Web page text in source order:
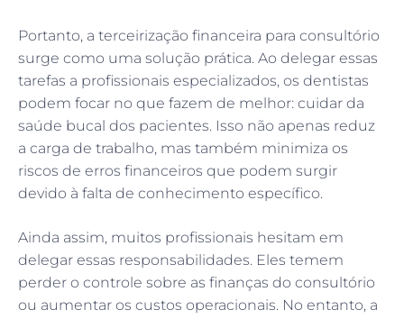
Portanto, a terceirização financeira para consultório
surge como uma solução prática. Ao delegar essas
tarefas a profissionais especializados, os dentistas
podem focar no que fazem de melhor: cuidar da
saúde bucal dos pacientes. Isso não apenas reduz
a carga de trabalho, mas também minimiza os
riscos de erros financeiros que podem surgir
devido à falta de conhecimento específico.
Ainda assim, muitos profissionais hesitam em
delegar essas responsabilidades. Eles temem
perder o controle sobre as finanças do consultório
ou aumentar os custos operacionais. No entanto, a